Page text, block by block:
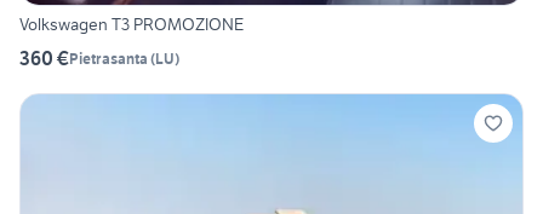
Volkswagen T3 PROMOZIONE
360 €Pietrasanta (LU)